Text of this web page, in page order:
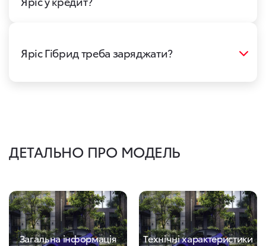
Яріс Гібрид треба заряджати?
ДЕТАЛЬНО ПРО МОДЕЛЬ
Загальна інформація Технічні характеристики